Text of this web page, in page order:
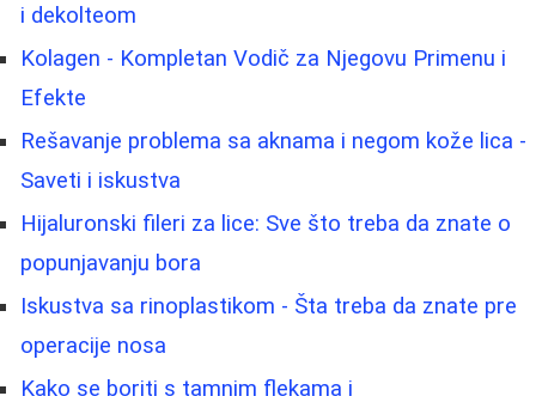
i dekolteom
Kolagen - Kompletan Vodič za Njegovu Primenu i
Efekte
Rešavanje problema sa aknama i negom kože lica -
Saveti i iskustva
Hijaluronski fileri za lice: Sve što treba da znate o
popunjavanju bora
Iskustva sa rinoplastikom - Šta treba da znate pre
operacije nosa
Kako se boriti s tamnim flekama i